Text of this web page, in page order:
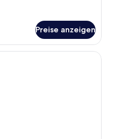
Preise anzeigen